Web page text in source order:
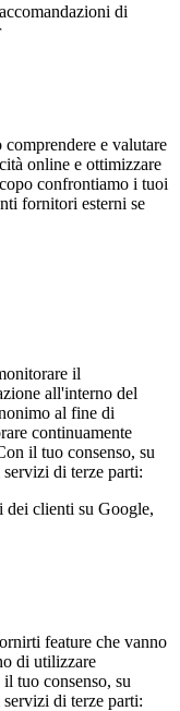
di
e valutare
online e ottimizzare
confrontiamo i tuoi
fornitori esterni se
il
all'interno del
al fine di
continuamente
il tuo consenso, su
di terze parti:
dei clienti su Google,
feature che vanno
di utilizzare
tuo consenso, su
di terze parti: